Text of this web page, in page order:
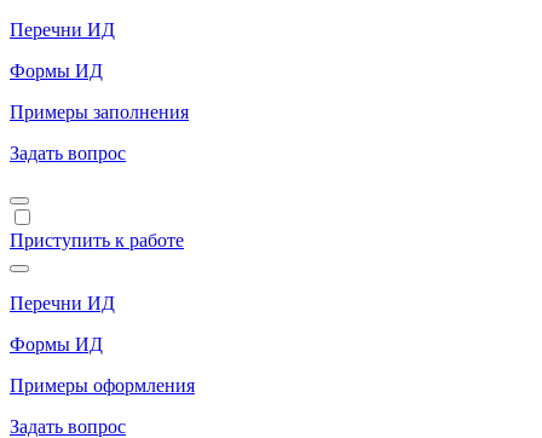
Перечни ИД
Формы ИД
Примеры заполнения
Задать вопрос
Приступить к работе
Перечни ИД
Формы ИД
Примеры оформления
Задать вопрос